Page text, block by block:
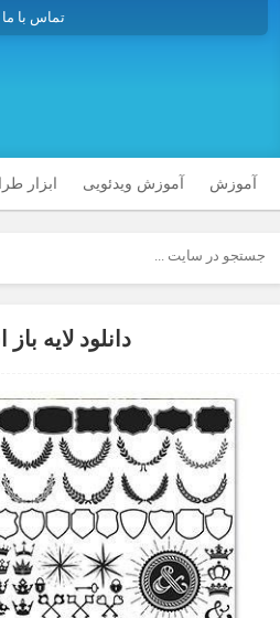
تماس با ما
آموزش آموزش ویدئویی ابزار
دانلود لایه